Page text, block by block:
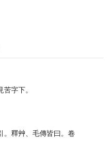
字下。
。釋艸、毛傳皆曰。卷